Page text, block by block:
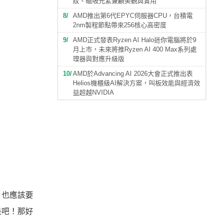
應該要
！那好
8
AMD推出第6代EPYC伺服器CPU，台積電
2nm製程節點帶來256核心高密度
9
AMD正式發表Ryzen AI Halo迷你電腦將於9
月上市，未來將推Ryzen AI 400 Max系列處
理器與對應升級版
10 AMD於Advancing AI 2026大會正式推出表
Helios機櫃級AI解決方案，叫板效能與經濟效
益超越NVIDIA